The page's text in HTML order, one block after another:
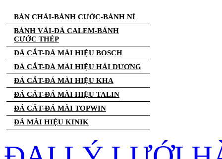
BÀN CHẢI-BÁNH CƯỚC-BÁNH NỈ
BÁNH VẢI-ĐÁ CALEM-BÁNH
CƯỚC THÉP
ĐÁ CẮT-ĐÁ MÀI HIỆU BOSCH
ĐÁ CẮT-ĐÁ MÀI HIỆU HẢI DƯƠNG
ĐÁ CẮT-ĐÁ MÀI HIỆU KHA
ĐÁ CẮT-ĐÁ MÀI HIỆU TALIN
ĐÁ CẮT-ĐÁ MÀI TOPWIN
ĐÁ MÀI HIỆU KINIK